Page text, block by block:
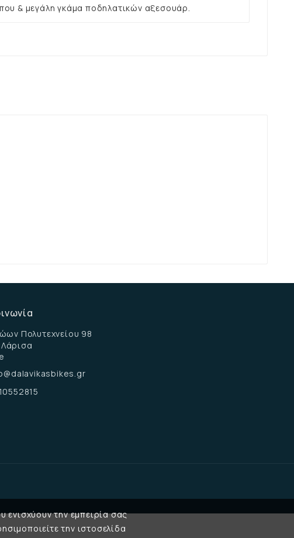
ενισχύουν την εμπειρία σας
την ιστοσελίδα
& μεγάλη γκάμα ποδηλατικών αξεσουάρ.
Πολυτεχνείου 98